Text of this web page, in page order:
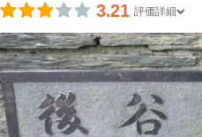
3.21 評価詳細